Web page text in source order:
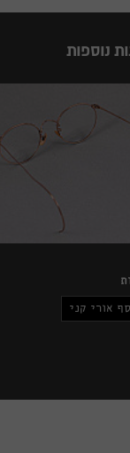
נוספות
אורי קני